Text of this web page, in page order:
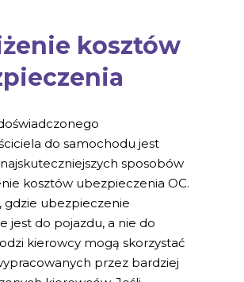
kosztów
do samochodu jest
sposobów
kosztów ubezpieczenia OC.
gdzie ubezpieczenie
jest do pojazdu, a nie do
kierowcy mogą skorzystać
przez bardziej